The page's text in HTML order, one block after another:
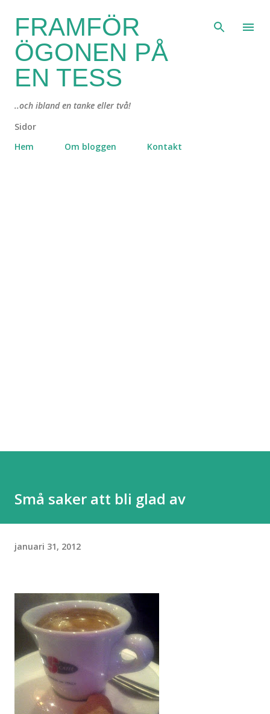
Fortsätt till huvudinnehåll
FRAMFÖR
ÖGONEN PÅ
EN TESS
..och ibland en tanke eller två!
Sidor
Hem
Om bloggen Kontakt
Små saker att bli glad av
januari 31, 2012